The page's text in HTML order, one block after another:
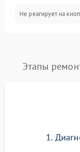
Не реагирует на
Этапы
1.